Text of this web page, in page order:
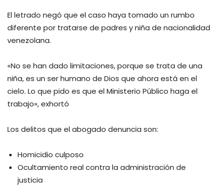
El letrado negó que el caso haya tomado un rumbo
diferente por tratarse de padres y niña de nacionalidad
venezolana.
«No se han dado limitaciones, porque se trata de una
niña, es un ser humano de Dios que ahora está en el
cielo. Lo que pido es que el Ministerio Público haga el
trabajo», exhortó
Los delitos que el abogado denuncia son:
Homicidio culposo
Ocultamiento real contra la administración de
justicia